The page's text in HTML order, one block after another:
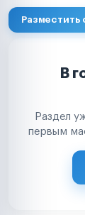
Разместить
В
Раздел
первым